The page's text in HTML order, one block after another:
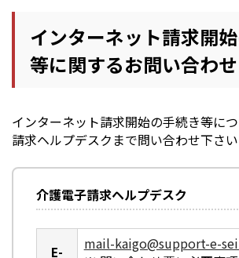
インターネット請求開
等に関するお問い合わせ
インターネット請求開始の手続き等に
請求ヘルプデスクまで問い合わせ下さ
介護電子請求ヘルプデスク
E-
mail-kaigo@support-e-